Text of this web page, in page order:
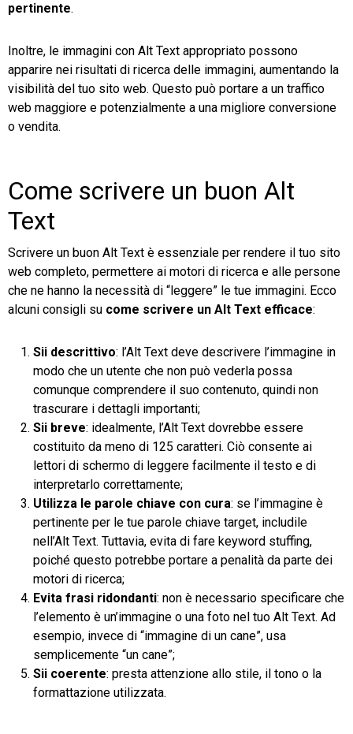
pertinente.
Inoltre, le immagini con Alt Text appropriato possono
apparire nei risultati di ricerca delle immagini, aumentando la
visibilità del tuo sito web. Questo può portare a un traffico
web maggiore e potenzialmente a una migliore conversione
o vendita.
Come scrivere un buon Alt
Text
Scrivere un buon Alt Text è essenziale per rendere il tuo sito
web completo, permettere ai motori di ricerca e alle persone
che ne hanno la necessità di “leggere” le tue immagini. Ecco
alcuni consigli su come scrivere un Alt Text efficace:
Sii descrittivo: l’Alt Text deve descrivere l’immagine in
modo che un utente che non può vederla possa
comunque comprendere il suo contenuto, quindi non
trascurare i dettagli importanti;
Sii breve: idealmente, l’Alt Text dovrebbe essere
costituito da meno di 125 caratteri. Ciò consente ai
lettori di schermo di leggere facilmente il testo e di
interpretarlo correttamente;
Utilizza le parole chiave con cura: se l’immagine è
pertinente per le tue parole chiave target, includile
nell’Alt Text. Tuttavia, evita di fare keyword stuffing,
poiché questo potrebbe portare a penalità da parte dei
motori di ricerca;
Evita frasi ridondanti: non è necessario specificare che
l’elemento è un’immagine o una foto nel tuo Alt Text. Ad
esempio, invece di “immagine di un cane”, usa
semplicemente “un cane”;
Sii coerente: presta attenzione allo stile, il tono o la
formattazione utilizzata.